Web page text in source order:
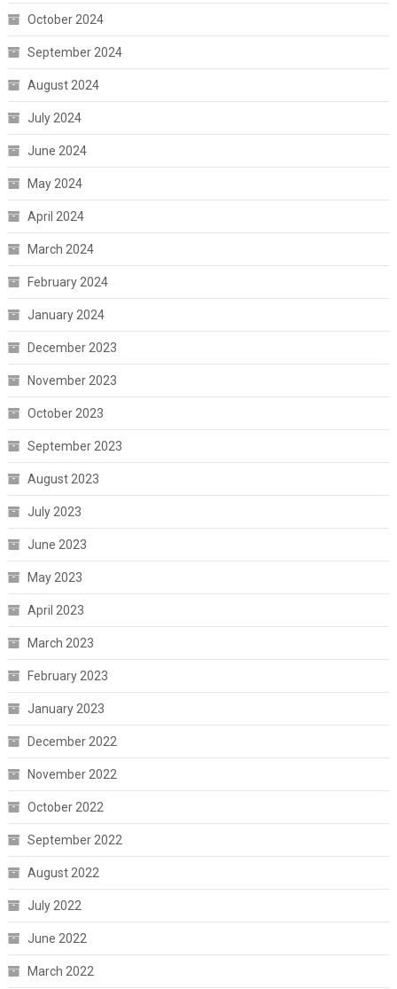
October 2024
September 2024
August 2024
July 2024
June 2024
May 2024
April 2024
March 2024
February 2024
January 2024
December 2023
November 2023
October 2023
September 2023
August 2023
July 2023
June 2023
May 2023
April 2023
March 2023
February 2023
January 2023
December 2022
November 2022
October 2022
September 2022
August 2022
July 2022
June 2022
March 2022